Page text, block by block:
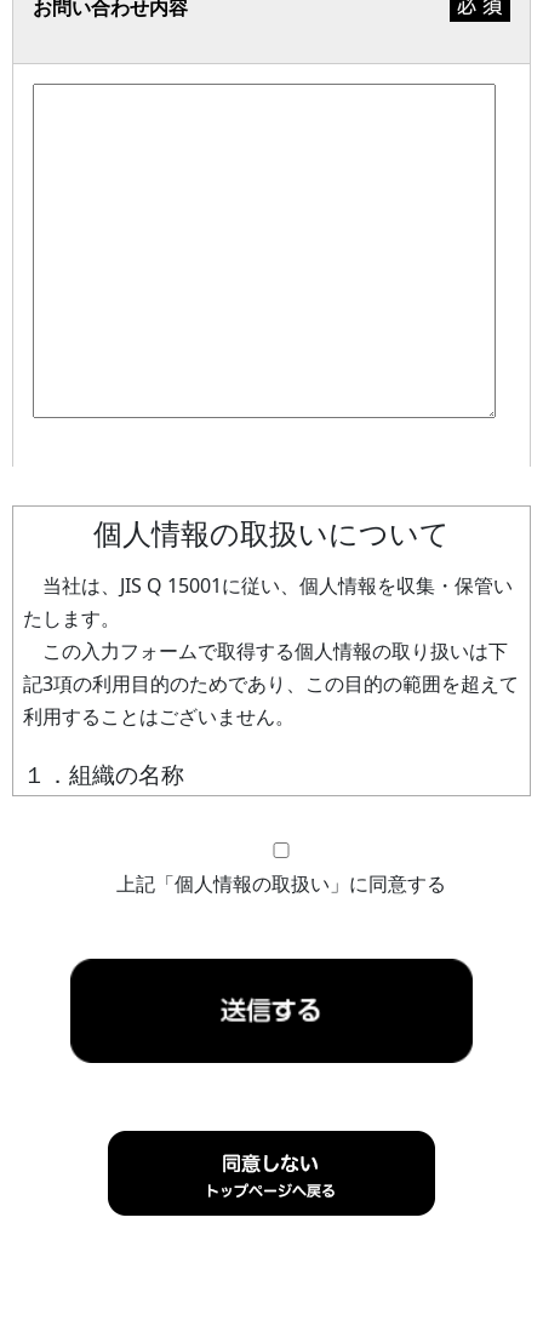
お問い合わせ内容
個人情報の取扱いについて
当社は、JIS Q 15001に従い、個人情報を収集・保管い
たします。
この入力フォームで取得する個人情報の取り扱いは下
記3項の利用目的のためであり、この目的の範囲を超えて
利用することはございません。
１．組織の名称
２．個人情報を関する管理者の氏名、所属及び
管理者名：個人情報保護管理者 山田 直賞
連絡先：メールアドレス：
privacy@kitaden73.co.jp
３．個人情報の利用目的
当社「無料会員」登録の方の個人情報は、登録手続
き、店舗情報の提供、付随する連絡に利用するため
上記「個人情報の取扱い」に同意する